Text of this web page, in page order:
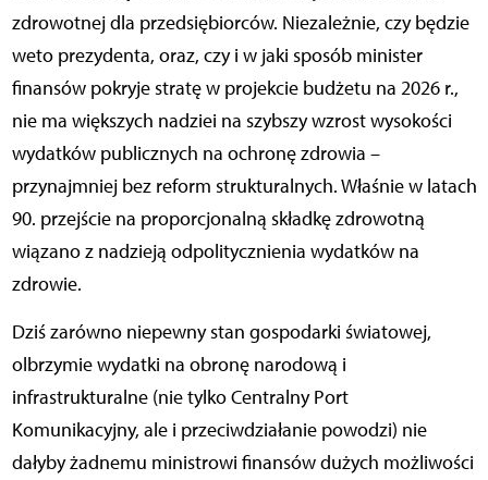
zdrowotnej dla przedsiębiorców. Niezależnie, czy będzie
weto prezydenta, oraz, czy i w jaki sposób minister
finansów pokryje stratę w projekcie budżetu na 2026 r.,
nie ma większych nadziei na szybszy wzrost wysokości
wydatków publicznych na ochronę zdrowia –
przynajmniej bez reform strukturalnych. Właśnie w latach
90. przejście na proporcjonalną składkę zdrowotną
wiązano z nadzieją odpolitycznienia wydatków na
zdrowie.
Dziś zarówno niepewny stan gospodarki światowej,
olbrzymie wydatki na obronę narodową i
infrastrukturalne (nie tylko Centralny Port
Komunikacyjny, ale i przeciwdziałanie powodzi) nie
dałyby żadnemu ministrowi finansów dużych możliwości